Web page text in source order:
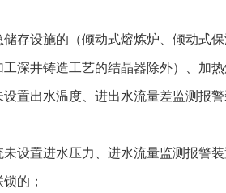
存设施的（倾动式熔炼炉、倾动式
深井铸造工艺的结晶器除外）、加
置出水温度、进出水流量差监测
设置进水压力、进水流量监测报
的；